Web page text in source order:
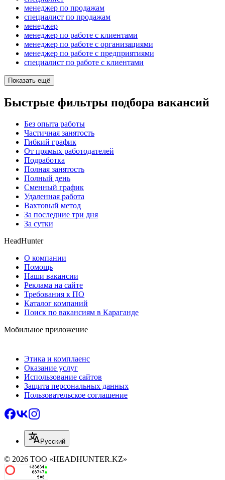
менеджер по продажам
специалист по продажам
менеджер
менеджер по работе с клиентами
менеджер по работе с организациями
менеджер по работе с предприятиями
специалист по работе с клиентами
Показать ещё
Быстрые фильтры подбора вакансий
Без опыта работы
Частичная занятость
Гибкий график
От прямых работодателей
Подработка
Полная занятость
Полный день
Сменный график
Удаленная работа
Вахтовый метод
За последние три дня
За сутки
HeadHunter
О компании
Помощь
Наши вакансии
Реклама на сайте
Требования к ПО
Каталог компаний
Поиск по вакансиям в Караганде
Мобильное приложение
Этика и комплаенс
Оказание услуг
Использование сайтов
Защита персональных данных
Пользовательское соглашение
Русский
© 2026 ТОО «HEADHUNTER.KZ»